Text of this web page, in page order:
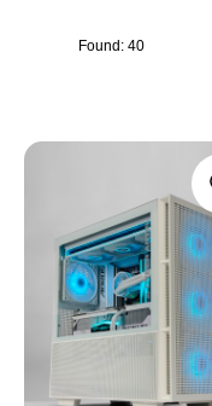
Found: 40